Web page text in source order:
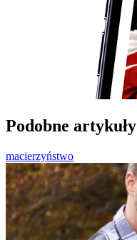
Podobne artykuły
macierzyństwo